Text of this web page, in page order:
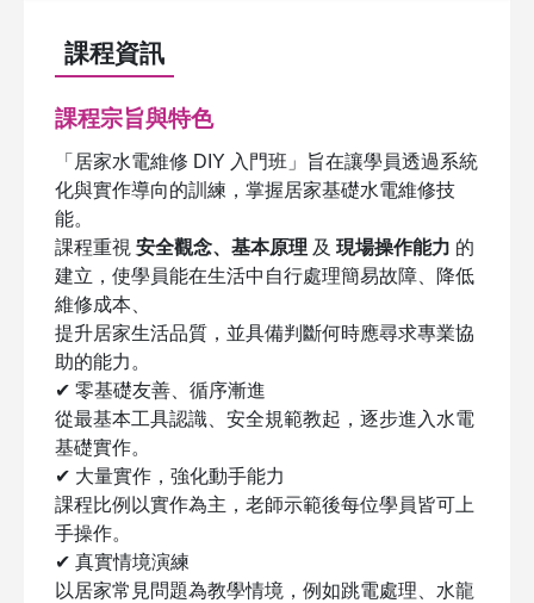
課程資訊
課程宗旨與特色
「居家水電維修 DIY 入門班」旨在讓學員透過系統
化與實作導向的訓練，掌握居家基礎水電維修技
能。
課程重視 安全觀念、基本原理 及 現場操作能力 的
建立，使學員能在生活中自行處理簡易故障、降低
維修成本、
提升居家生活品質，並具備判斷何時應尋求專業協
助的能力。
✔ 零基礎友善、循序漸進
從最基本工具認識、安全規範教起，逐步進入水電
基礎實作。
✔ 大量實作，強化動手能力
課程比例以實作為主，老師示範後每位學員皆可上
手操作。
✔ 真實情境演練
以居家常見問題為教學情境，例如跳電處理、水龍